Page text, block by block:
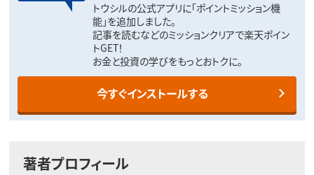
トウシルの公式アプリに「ポイントミッション機
能」を追加しました。
記事を読むなどのミッションクリアで楽天ポイン
トGET！
お金と投資の学びをもっとおトクに。
今すぐインストールする
著者プロフィール